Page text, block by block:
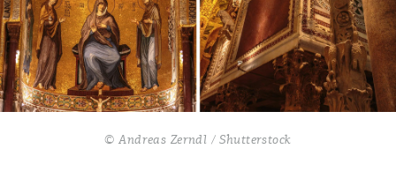
© Andreas Zerndl / Shutterstock